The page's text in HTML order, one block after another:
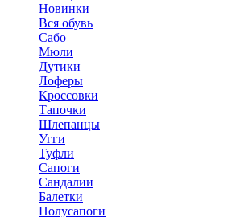
Новинки
Вся обувь
Сабо
Мюли
Дутики
Лоферы
Кроссовки
Тапочки
Шлепанцы
Угги
Туфли
Сапоги
Сандалии
Балетки
Полусапоги